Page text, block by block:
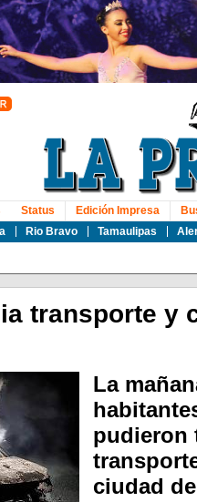
Rio Bravo Tamaulipas
Status Edición Impresa
transporte y
La
pudieron
ciudad